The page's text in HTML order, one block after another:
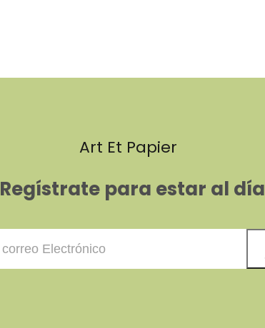
Art Et Papier
Regístrate para estar al día